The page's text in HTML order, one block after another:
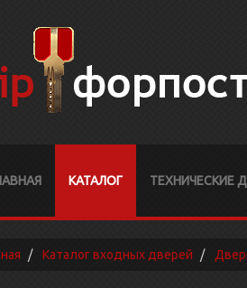
КАТАЛОГ ТЕХНИЧЕСКИЕ
Каталог входных дверей